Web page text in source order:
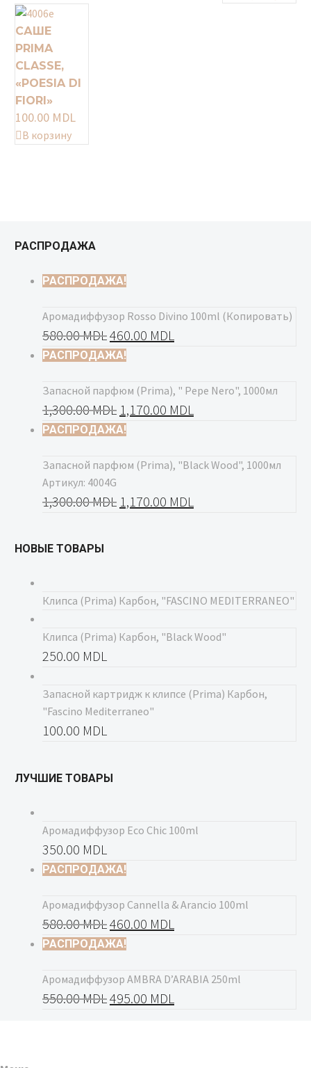
САШЕ
PRIMA
CLASSE,
«POESIA DI
FIORI»
100.00 MDL
В корзину
РАСПРОДАЖА
РАСПРОДАЖА!
Аромадиффузор Rosso Divino 100ml (Копировать)
580.00MDL460.00 MDL
РАСПРОДАЖА!
Запасной парфюм (Prima), " Pepe Nero", 1000мл
1,300.00MDL 1,170.00 MDL
РАСПРОДАЖА!
Запасной парфюм (Prima), "Black Wood", 1000мл
Артикул: 4004G
1,300.00MDL 1,170.00 MDL
НОВЫЕ ТОВАРЫ
Клипса (Prima) Карбон, "FASCINO MEDITERRANEO"
Клипса (Prima) Карбон, "Black Wood"
250.00 MDL
Запасной картридж к клипсе (Prima) Карбон,
"Fascino Mediterraneo"
100.00 MDL
ЛУЧШИЕ ТОВАРЫ
Аромадиффузор Eco Chic 100ml
350.00 MDL
РАСПРОДАЖА!
Аромадиффузор Cannella & Arancio 100ml
580.00MDL460.00 MDL
РАСПРОДАЖА!
Аромадиффузор AMBRA D’ARABIA 250ml
550.00MDL495.00 MDL